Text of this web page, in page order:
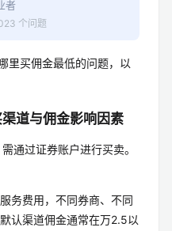
者
个问题
里买佣金最低的问题，以
道与佣金影响因素
通过证券账户进行买卖。
务费用，不同券商、不同
认渠道佣金通常在万2.5以